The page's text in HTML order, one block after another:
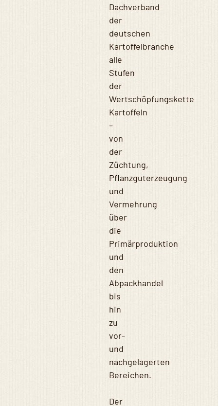
Dachverband
der
deutschen
Kartoffelbranche
alle
Stufen
der
Wertschöpfungskette
Kartoffeln
–
von
der
Züchtung,
Pflanzguterzeugung
und
Vermehrung
über
die
Primärproduktion
und
den
Abpackhandel
bis
hin
zu
vor-
und
nachgelagerten
Bereichen.
Der